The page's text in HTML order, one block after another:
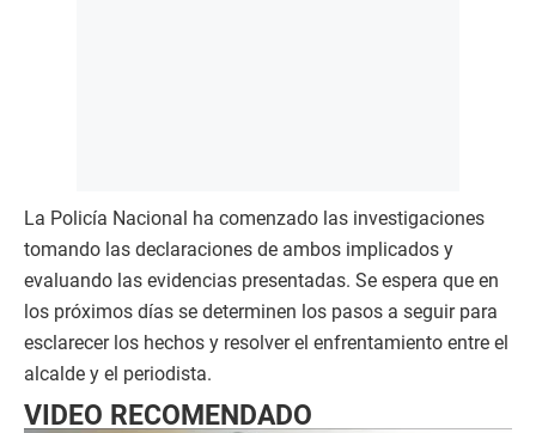
La Policía Nacional ha comenzado las investigaciones
tomando las declaraciones de ambos implicados y
evaluando las evidencias presentadas. Se espera que en
los próximos días se determinen los pasos a seguir para
esclarecer los hechos y resolver el enfrentamiento entre el
alcalde y el periodista.
VIDEO RECOMENDADO